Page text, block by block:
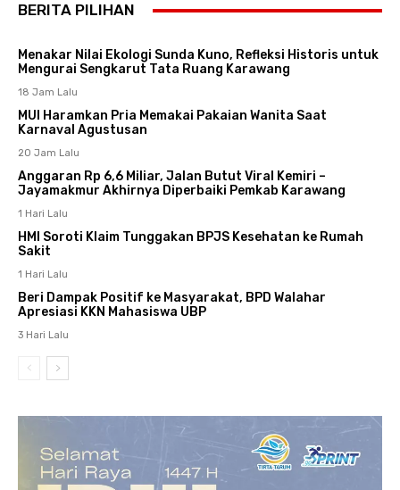
BERITA PILIHAN
Menakar Nilai Ekologi Sunda Kuno, Refleksi Historis untuk
Mengurai Sengkarut Tata Ruang Karawang
18 Jam Lalu
MUI Haramkan Pria Memakai Pakaian Wanita Saat
Karnaval Agustusan
20 Jam Lalu
Anggaran Rp 6,6 Miliar, Jalan Butut Viral Kemiri –
Jayamakmur Akhirnya Diperbaiki Pemkab Karawang
1 Hari Lalu
HMI Soroti Klaim Tunggakan BPJS Kesehatan ke Rumah
Sakit
1 Hari Lalu
Beri Dampak Positif ke Masyarakat, BPD Walahar
Apresiasi KKN Mahasiswa UBP
3 Hari Lalu